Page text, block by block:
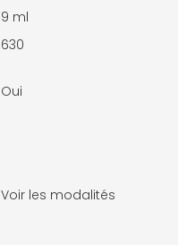
9 ml
630
Oui
Voir les modalités